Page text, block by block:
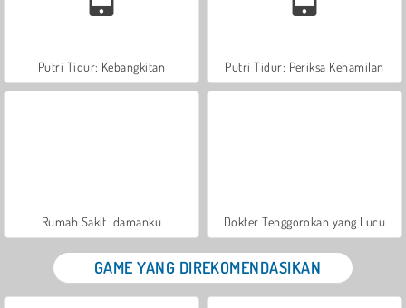
Putri Tidur: Kebangkitan Putri Tidur: Periksa Kehamilan
Rumah Sakit Idamanku Dokter Tenggorokan yang Lucu
GAME YANG DIREKOMENDASIKAN